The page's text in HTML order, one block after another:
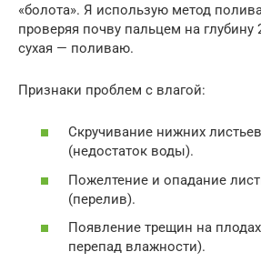
«болота». Я использую метод
проверяя почву пальцем на
сухая — поливаю.
Признаки проблем с влагой:
Скручивание нижних
(недостаток воды).
Пожелтение и опадание
(перелив).
Появление трещин на
перепад влажности).